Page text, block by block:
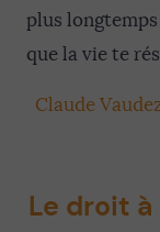
plus
que la vie te
Claude
Le droit à